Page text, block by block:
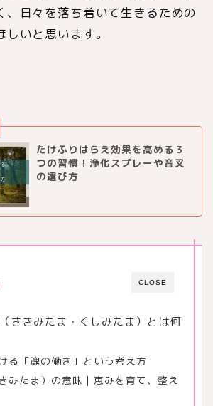
、日々を落ち着いて生きるための
いと思います。
たけふりはらえ効果を高める３
つの習慣！浄化スプレーや音叉
の選び方
CLOSE
さきみたま・くしみたま）とは何
る「魂の働き」という考え方
みたま）の意味｜恵みを育て、整え